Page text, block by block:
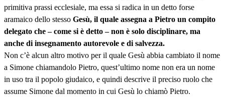
primitiva prassi ecclesiale, ma essa si radica in un detto forse
aramaico dello stesso Gesù, il quale assegna a Pietro un compito
delegato che – come si è detto – non è solo disciplinare, ma
anche di insegnamento autorevole e di salvezza.
Non c’è alcun altro motivo per il quale Gesù abbia cambiato il nome
a Simone chiamandolo Pietro, quest’ultimo nome non era un nome
in uso tra il popolo giudaico, e quindi descrive il preciso ruolo che
assume Simone dal momento in cui Gesù lo chiamò Pietro.